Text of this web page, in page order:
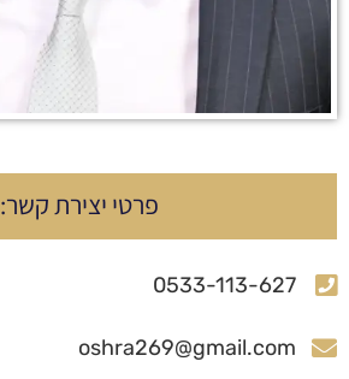
פרטי יצירת קשר:
0533-113-627
oshra269@gmail.com